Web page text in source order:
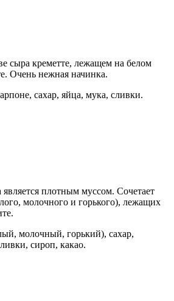
сыра креметте, лежащем на белом
Очень нежная начинка.
сахар, яйца, мука, сливки.
плотным муссом. Сочетает
молочного и горького), лежащих
молочный, горький), сахар,
сироп, какао.